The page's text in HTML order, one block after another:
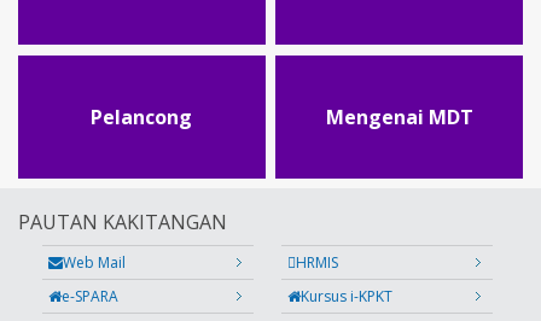
Pelancong Mengenai MDT
PAUTAN KAKITANGAN
Web Mail
HRMIS
e-SPARA
Kursus i-KPKT